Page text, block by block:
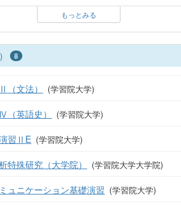
もっとみる
8
（文法） (学習院大学)
（英語史） (学習院大学)
習ⅡE (学習院大学)
特殊研究（大学院） (学習院大学大学院)
ュニケーション基礎演習 (学習院大学)